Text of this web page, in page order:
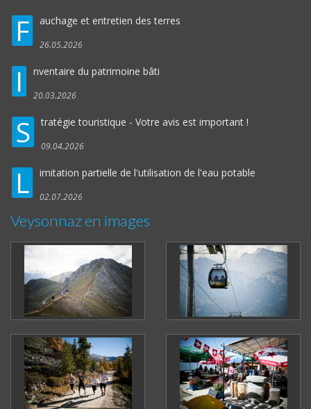
F auchage et entretien des terres
26.05.2026
I nventaire du patrimoine bâti
20.03.2026
S tratégie touristique - Votre avis est important !
09.04.2026
L imitation partielle de l'utilisation de l'eau potable
02.07.2026
Veysonnaz en images